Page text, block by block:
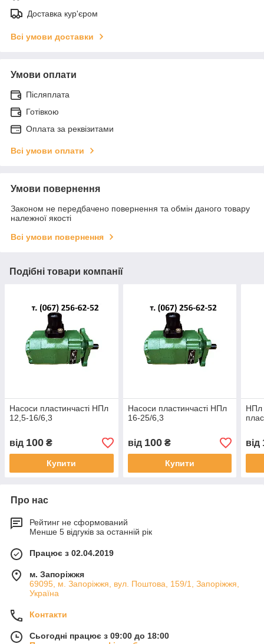
Доставка кур'єром
Всі умови доставки
Умови оплати
Післяплата
Готівкою
Оплата за реквізитами
Всі умови оплати
Умови повернення
Законом не передбачено повернення та обмін даного товару
належної якості
Всі умови повернення
Подібні товари компанії
Насоси пластинчасті НПл
12,5-16/6,3
від 100 ₴
Купити
Насоси пластинчасті НПл
16-25/6,3
від 100₴
Купити
НПл
від
Про нас
Рейтинг не сформований
Менше 5 відгуків за останній рік
Працює з 02.04.2019
м. Запоріжжя
69095, м. Запоріжжя, вул. Поштова, 159/1, Запоріжжя,
Україна
Контакти
Сьогодні працює з 09:00 до 18:00